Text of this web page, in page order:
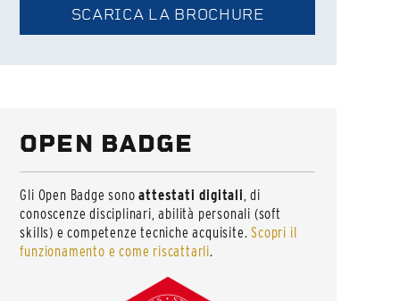
OPEN BADGE
Gli Open Badge sonoattestati digitali, di
conoscenze disciplinari, abilità personali (soft
skills) e competenze tecniche acquisite.Scopri il
funzionamento e come riscattarli.